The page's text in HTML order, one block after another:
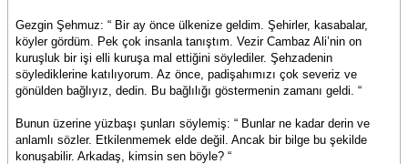
Gezgin Şehmuz: “ Bir ay önce ülkenize geldim. Şehirler, kasabalar,
köyler gördüm. Pek çok insanla tanıştım. Vezir Cambaz Ali’nin on
kuruşluk bir işi elli kuruşa mal ettiğini söylediler. Şehzadenin
söylediklerine katılıyorum. Az önce, padişahımızı çok severiz ve
gönülden bağlıyız, dedin. Bu bağlılığı göstermenin zamanı geldi. “
Bunun üzerine yüzbaşı şunları söylemiş: “ Bunlar ne kadar derin ve
anlamlı sözler. Etkilenmemek elde değil. Ancak bir bilge bu şekilde
konuşabilir. Arkadaş, kimsin sen böyle? “